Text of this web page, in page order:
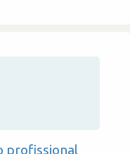
profissional